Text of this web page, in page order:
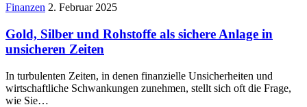
Finanzen 2. Februar 2025
Gold, Silber und Rohstoffe als sichere Anlage in
unsicheren Zeiten
In turbulenten Zeiten, in denen finanzielle Unsicherheiten und
wirtschaftliche Schwankungen zunehmen, stellt sich oft die Frage,
wie Sie…